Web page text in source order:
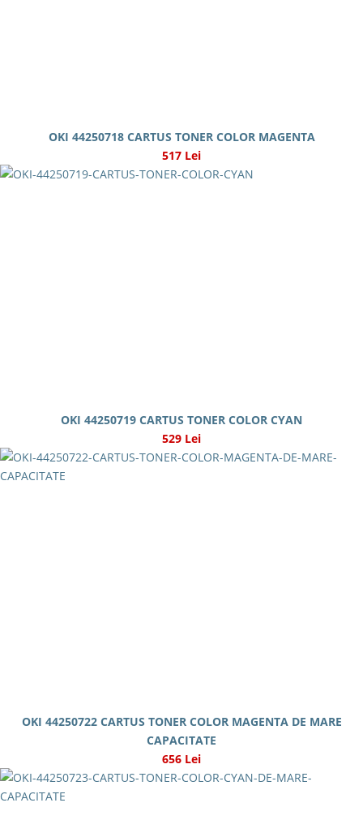
OKI 44250718 CARTUS TONER COLOR MAGENTA
517 Lei
OKI 44250719 CARTUS TONER COLOR CYAN
529 Lei
OKI 44250722 CARTUS TONER COLOR MAGENTA DE MARE
CAPACITATE
656 Lei